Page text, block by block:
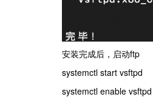
安装完成后，启动ftp
systemctl start vsftpd
systemctl enable